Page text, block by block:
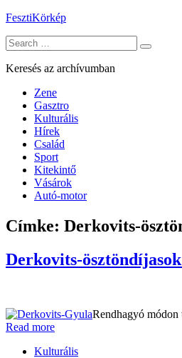
Skip
content
FesztiKörkép
Search
for:
Keresés az archívumban
Zene
Gasztro
Kulturális
Hírek
Család
Sport
Kitekintő
Vásárok
Autó-motor
Címke: Derkovits-
Derkovits-
Rendhagyó
Read more
Kulturális